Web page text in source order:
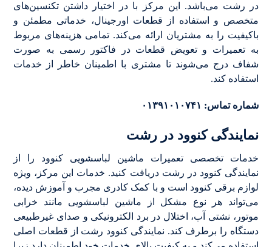
در رشت می‌باشد. این مرکز با در اختیار داشتن تکنسین‌های
متخصص و استفاده از قطعات اورجینال، خدماتی مطمئن و
باکیفیت را به مشتریان ارائه می‌کند. تمامی هزینه‌های مربوط
به تعمیرات و تعویض قطعات در فاکتور رسمی به صورت
شفاف درج می‌شوند تا مشتری با اطمینان خاطر از خدمات
استفاده کند.
شماره تماس: ۰۱۳۹۱۰۱۰۷۴۱
نمایندگی کنوود در رشت
خدمات تخصصی تعمیرات ماشین لباسشویی کنوود را از
نمایندگی کنوود در رشت دریافت کنید. خدمات این مرکز، ویژه
لوازم برقی کنوود است و با کمک کادری مجرب و آموزش دیده،
می‌تواند هر نوع مشکل از ماشین لباسشویی مانند خرابی
موتور، نشتی آب، اختلال در برد الکترونیکی و صدای غیرطبیعی
دستگاه را برطرف کند. نمایندگی کنوود رشت از قطعات اصلی